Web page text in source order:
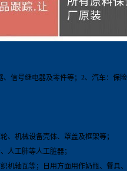
信号继电器及零件等；2、汽车：保
、机械设备壳体、罩盖及框架等；
人工肺等人工脏器；
轴瓦等；日用方面用作奶瓶、餐